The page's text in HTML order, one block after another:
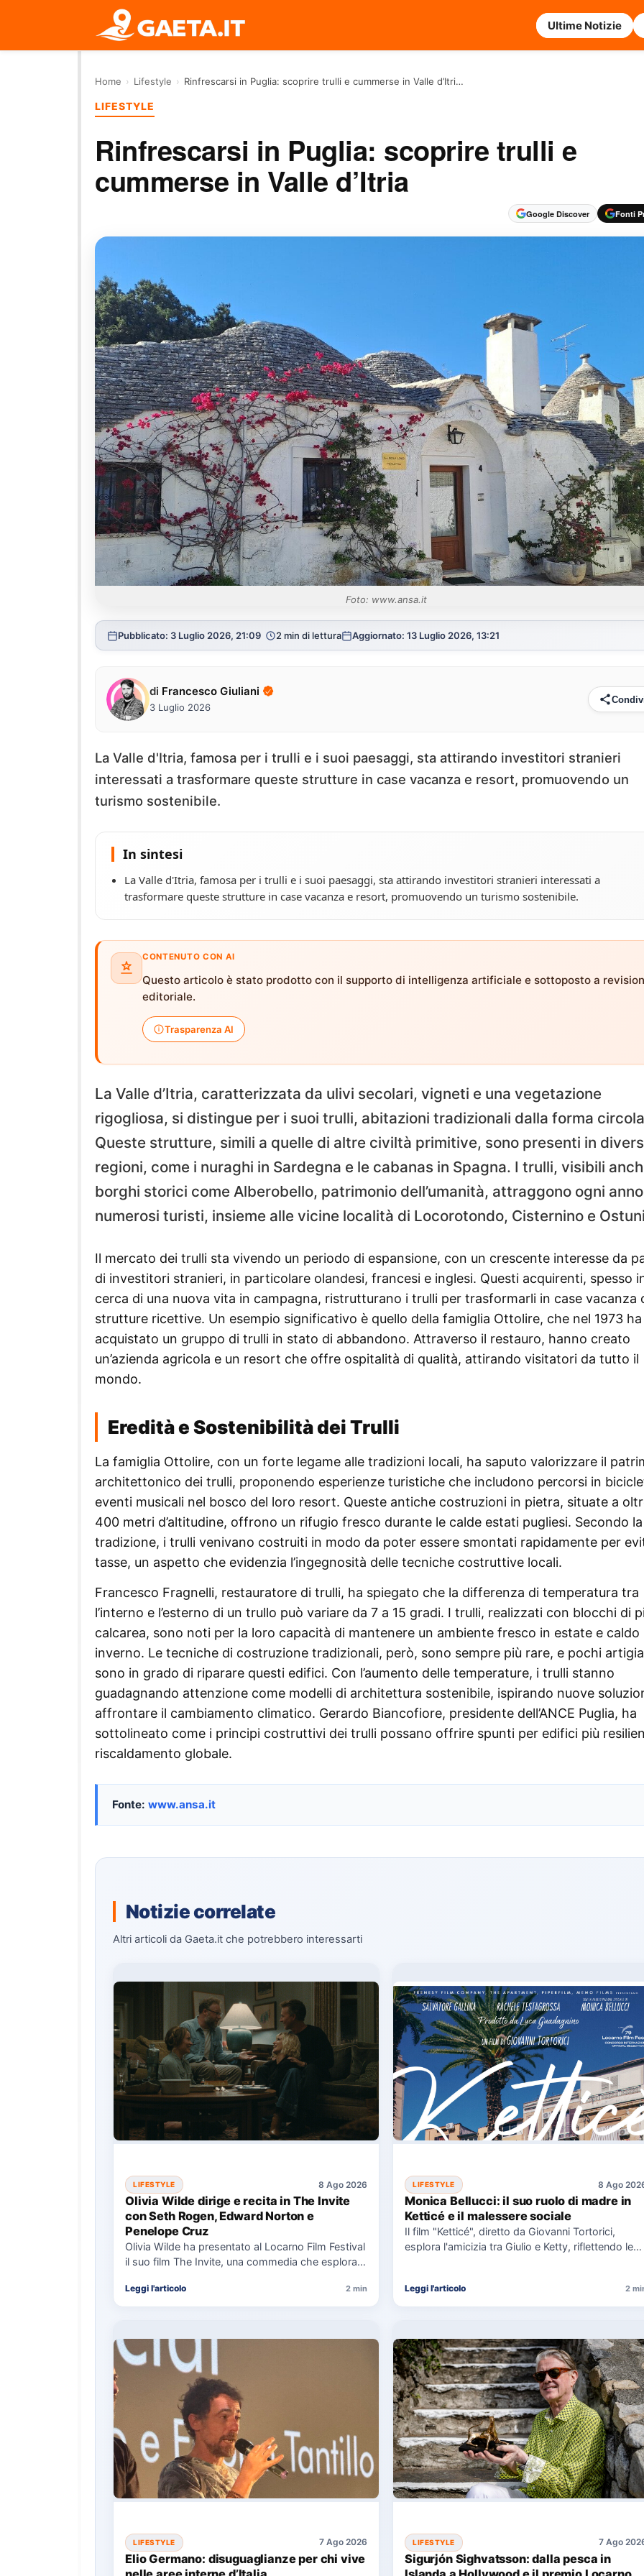
Ultime Notizie
Home › Lifestyle › Rinfrescarsi in Puglia: scoprire trulli e cummerse in Valle d’Itri…
LIFESTYLE
Rinfrescarsi in Puglia: scoprire trulli e
cummerse in Valle d’Itria
Google Discover Fonti
Foto: www.ansa.it
Pubblicato: 3 Luglio 2026, 21:09 2 min di lettura Aggiornato: 13 Luglio 2026, 13:21
di Francesco Giuliani
3 Luglio 2026
La Valle d'Itria, famosa per i trulli e i suoi paesaggi, sta attirando investitori stranieri
interessati a trasformare queste strutture in case vacanza e resort, promuovendo un
turismo sostenibile.
In sintesi
La Valle d'Itria, famosa per i trulli e i suoi paesaggi, sta attirando investitori stranieri interessati a
trasformare queste strutture in case vacanza e resort, promuovendo un turismo sostenibile.
CONTENUTO CON AI
Questo articolo è stato prodotto con il supporto di intelligenza artificiale e sottoposto a
editoriale.
Trasparenza AI
La Valle d’Itria, caratterizzata da ulivi secolari, vigneti e una vegetazione
rigogliosa, si distingue per i suoi trulli, abitazioni tradizionali dalla forma
Queste strutture, simili a quelle di altre civiltà primitive, sono presenti in
regioni, come i nuraghi in Sardegna e le cabanas in Spagna. I trulli, visibili
borghi storici come Alberobello, patrimonio dell’umanità, attraggono ogni anno
numerosi turisti, insieme alle vicine località di Locorotondo, Cisternino e
Il mercato dei trulli sta vivendo un periodo di espansione, con un crescente interesse da
di investitori stranieri, in particolare olandesi, francesi e inglesi. Questi acquirenti, spesso
cerca di una nuova vita in campagna, ristrutturano i trulli per trasformarli in case vacanza
strutture ricettive. Un esempio significativo è quello della famiglia Ottolire, che nel 1973 ha
acquistato un gruppo di trulli in stato di abbandono. Attraverso il restauro, hanno creato
un’azienda agricola e un resort che offre ospitalità di qualità, attirando visitatori da tutto il
mondo.
Eredità e Sostenibilità dei Trulli
La famiglia Ottolire, con un forte legame alle tradizioni locali, ha saputo valorizzare il
architettonico dei trulli, proponendo esperienze turistiche che includono percorsi in
eventi musicali nel bosco del loro resort. Queste antiche costruzioni in pietra, situate a
400 metri d’altitudine, offrono un rifugio fresco durante le calde estati pugliesi. Secondo la
tradizione, i trulli venivano costruiti in modo da poter essere smontati rapidamente per
tasse, un aspetto che evidenzia l’ingegnosità delle tecniche costruttive locali.
Francesco Fragnelli, restauratore di trulli, ha spiegato che la differenza di temperatura tra
l’interno e l’esterno di un trullo può variare da 7 a 15 gradi. I trulli, realizzati con blocchi di
calcarea, sono noti per la loro capacità di mantenere un ambiente fresco in estate e caldo
inverno. Le tecniche di costruzione tradizionali, però, sono sempre più rare, e pochi
sono in grado di riparare questi edifici. Con l’aumento delle temperature, i trulli stanno
guadagnando attenzione come modelli di architettura sostenibile, ispirando nuove
affrontare il cambiamento climatico. Gerardo Biancofiore, presidente dell’ANCE Puglia, ha
sottolineato come i principi costruttivi dei trulli possano offrire spunti per edifici più
riscaldamento globale.
Fonte: www.ansa.it
Notizie correlate
Altri articoli da Gaeta.it che potrebbero interessarti
LIFESTYLE 8 Ago 2026
Olivia Wilde dirige e recita in The Invite
con Seth Rogen, Edward Norton e
Penelope Cruz
Olivia Wilde ha presentato al Locarno Film Festival
il suo film The Invite, una commedia che esplora
Leggi l'articolo 2 min
LIFESTYLE 8 Ago
Monica Bellucci: il suo ruolo di madre in
Ketticé e il malessere sociale
Il film "Ketticé", diretto da Giovanni Tortorici,
esplora l'amicizia tra Giulio e Ketty, riflettendo le
Leggi l'articolo 2
LIFESTYLE 7 Ago 2026
Elio Germano: disuguaglianze per chi vive
LIFESTYLE 7 Ago
Sigurjón Sighvatsson: dalla pesca in